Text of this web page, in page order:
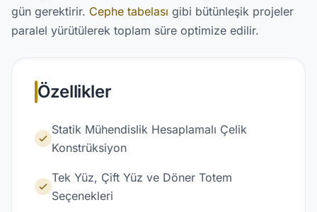
gün gerektirir. Cephe tabelası gibi bütünleşik projeler
paralel yürütülerek toplam süre optimize edilir.
Özellikler
Statik Mühendislik Hesaplamalı Çelik
Konstrüksiyon
Tek Yüz, Çift Yüz ve Döner Totem
Seçenekleri